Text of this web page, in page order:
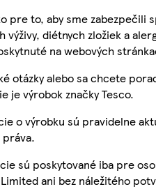
pre to, aby sme
výživy, diétnych zložiek a
na webových
otázky alebo sa chcete
je výrobok značky Tesco.
o výrobku sú pravidelne
práva.
sú poskytované iba pre
ani bez náležitého